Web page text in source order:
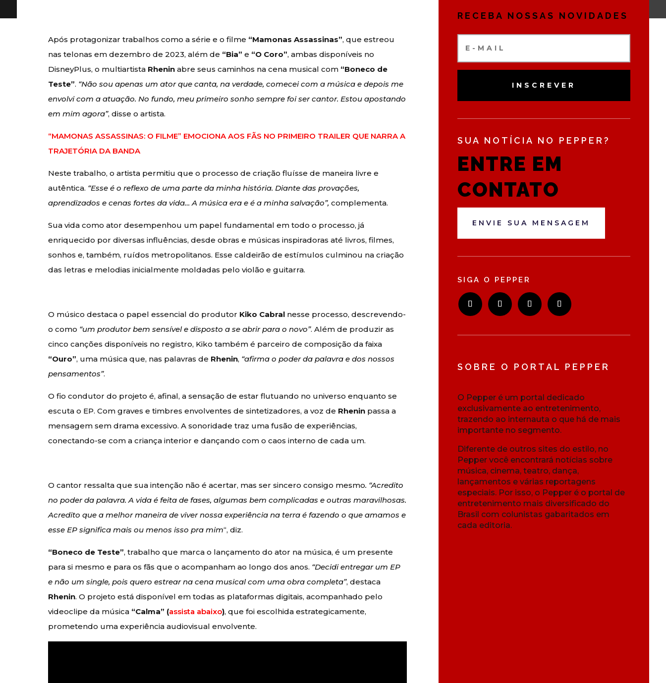
Após protagonizar trabalhos como a série e o filme “Mamonas Assassinas”, que estreou
nas telonas em dezembro de 2023, além de “Bia” e “O Coro”, ambas disponíveis no
DisneyPlus, o multiartista Rhenin abre seus caminhos na cena musical com “Boneco de
Teste”. “Não sou apenas um ator que canta, na verdade, comecei com a música e depois me
envolvi com a atuação. No fundo, meu primeiro sonho sempre foi ser cantor. Estou apostando
em mim agora”, disse o artista.
“MAMONAS ASSASSINAS: O FILME” EMOCIONA AOS FÃS NO PRIMEIRO TRAILER QUE NARRA A
TRAJETÓRIA DA BANDA
Neste trabalho, o artista permitiu que o processo de criação fluísse de maneira livre e
autêntica. “Esse é o reflexo de uma parte da minha história. Diante das provações,
aprendizados e cenas fortes da vida… A música era e é a minha salvação”, complementa.
Sua vida como ator desempenhou um papel fundamental em todo o processo, já
enriquecido por diversas influências, desde obras e músicas inspiradoras até livros, filmes,
sonhos e, também, ruídos metropolitanos. Esse caldeirão de estímulos culminou na criação
das letras e melodias inicialmente moldadas pelo violão e guitarra.
O músico destaca o papel essencial do produtor Kiko Cabral nesse processo, descrevendo-
o como “um produtor bem sensível e disposto a se abrir para o novo”. Além de produzir as
cinco canções disponíveis no registro, Kiko também é parceiro de composição da faixa
“Ouro”, uma música que, nas palavras de Rhenin, “afirma o poder da palavra e dos nossos
pensamentos”.
O fio condutor do projeto é, afinal, a sensação de estar flutuando no universo enquanto se
escuta o EP. Com graves e timbres envolventes de sintetizadores, a voz de Rhenin passa a
mensagem sem drama excessivo. A sonoridade traz uma fusão de experiências,
conectando-se com a criança interior e dançando com o caos interno de cada um.
O cantor ressalta que sua intenção não é acertar, mas ser sincero consigo mesmo. “Acredito
no poder da palavra. A vida é feita de fases, algumas bem complicadas e outras maravilhosas.
Acredito que a melhor maneira de viver nossa experiência na terra é fazendo o que amamos e
esse EP significa mais ou menos isso pra mim“, diz.
“Boneco de Teste”, trabalho que marca o lançamento do ator na música, é um presente
para si mesmo e para os fãs que o acompanham ao longo dos anos. “Decidi entregar um EP
e não um single, pois quero estrear na cena musical com uma obra completa”, destaca
Rhenin. O projeto está disponível em todas as plataformas digitais, acompanhado pelo
videoclipe da música “Calma” (assista abaixo), que foi escolhida estrategicamente,
prometendo uma experiência audiovisual envolvente.
RECEBA NOSSAS NOVIDADES
INSCREVER
SUA NOTÍCIA NO PEPPER?
ENTRE EM
CONTATO
ENVIE SUA MENSAGEM
SIGA O PEPPER
SOBRE O PORTAL PEPPER
O Pepper é um portal dedicado
exclusivamente ao entretenimento,
trazendo ao internauta o que há de mais
importante no segmento.
Diferente de outros sites do estilo, no
Pepper você encontrará notícias sobre
música, cinema, teatro, dança,
lançamentos e várias reportagens
especiais. Por isso, o Pepper é o portal de
entretenimento mais diversificado do
Brasil com colunistas gabaritados em
cada editoria.